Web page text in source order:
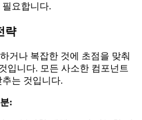
필요합니다.
략
거나 복잡한 것에 초점을 맞춰
입니다. 모든 사소한 컴포넌트
는 것입니다.
: